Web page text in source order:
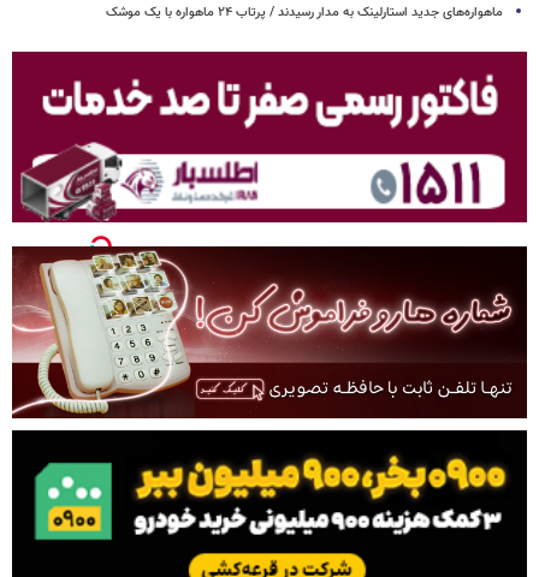
ماهواره‌های جدید استارلینک به مدار رسیدند / پرتاب ۲۴ ماهواره با یک موشک